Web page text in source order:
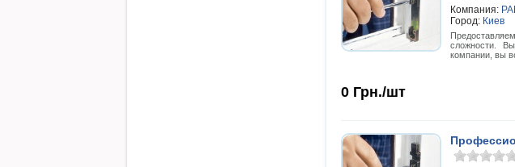
Компания:
Город: Киев
сложности.
компании, вы
0 Грн./шт